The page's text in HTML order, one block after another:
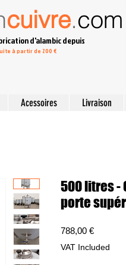
cuivre.com
d'alambic depuis
à partir de 200 €
500 litres -
porte
788,00 €Price
VAT Included
Acessoires Livraison